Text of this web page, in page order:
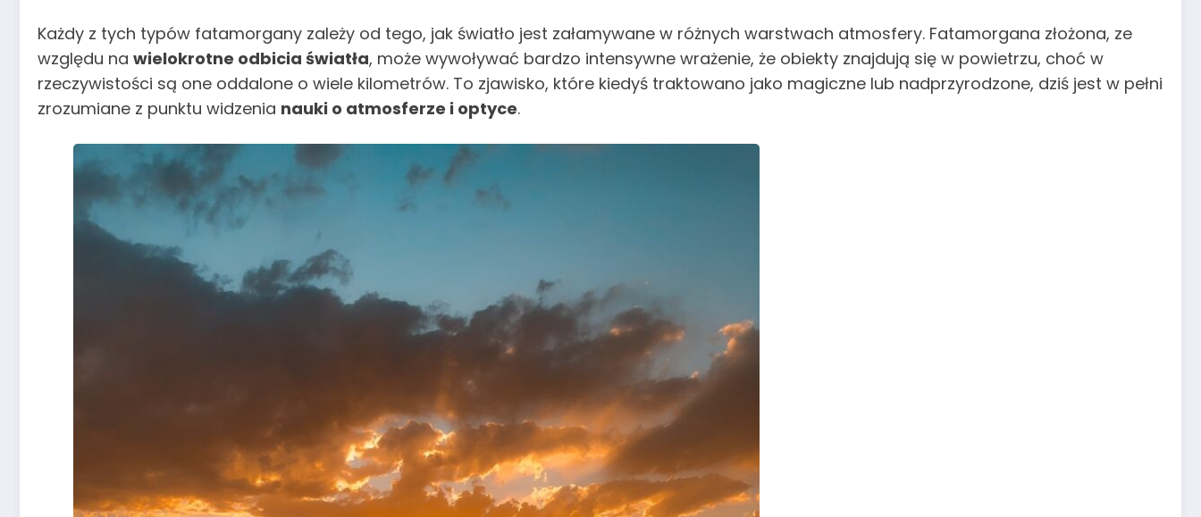
Każdy z tych typów fatamorgany zależy od tego, jak światło jest załamywane w różnych warstwach atmosfery. Fatamorgana złożona, ze
względu na wielokrotne odbicia światła, może wywoływać bardzo intensywne wrażenie, że obiekty znajdują się w powietrzu, choć w
rzeczywistości są one oddalone o wiele kilometrów. To zjawisko, które kiedyś traktowano jako magiczne lub nadprzyrodzone, dziś jest w pełni
zrozumiane z punktu widzenia nauki o atmosferze i optyce.